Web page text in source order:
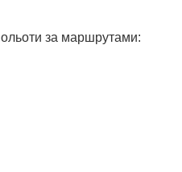
за маршрутами: